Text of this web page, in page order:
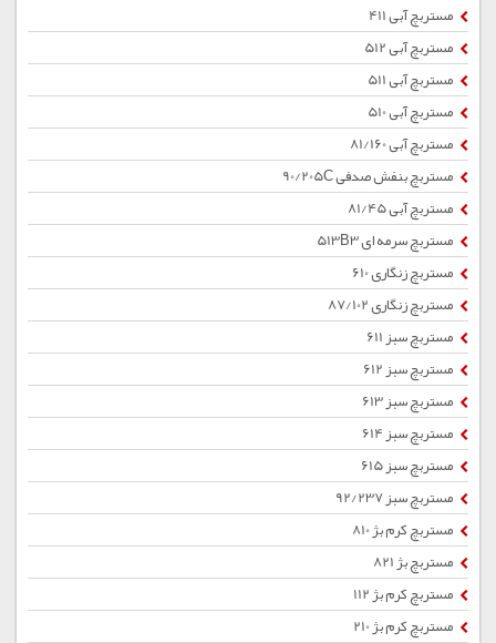
مستربچ آبی 411
مستربچ آبی 512
مستربچ آبی 511
مستربچ آبی 510
مستربچ آبی 81/160
مستربچ بنفش صدفی 90/205C
مستربچ آبی 81/45
مستربچ سرمه ای 513B3
مستربچ زنگاری 610
مستربچ زنگاری 87/102
مستربچ سبز 611
مستربچ سبز 612
مستربچ سبز 613
مستربچ سبز 614
مستربچ سبز 615
مستربچ سبز 92/237
مستربچ کرم بژ 810
مستربچ بژ 821
مستربچ کرم بژ 112
مستربچ کرم بژ 210